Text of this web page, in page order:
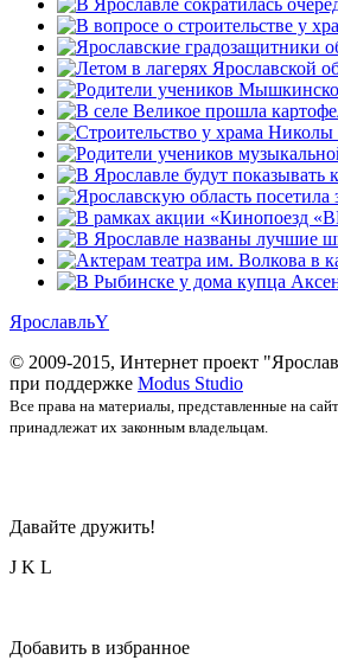
ЯрославльY
© 2009-2015, Интернет проект
при поддержке Modus Studio
Все права на материалы, представленные на
принадлежат их законным владельцам.
Давайте дружить!
J K L
Добавить в избранное